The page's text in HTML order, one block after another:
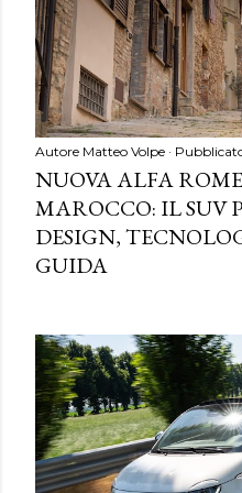
Autore Matteo Volpe
NUOVA ALFA
MAROCCO: IL SUV
DESIGN,
GUIDA